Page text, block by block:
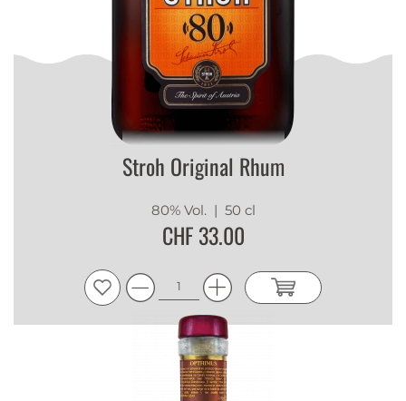
Stroh Original Rhum
80% Vol. | 50 cl
CHF 33.00